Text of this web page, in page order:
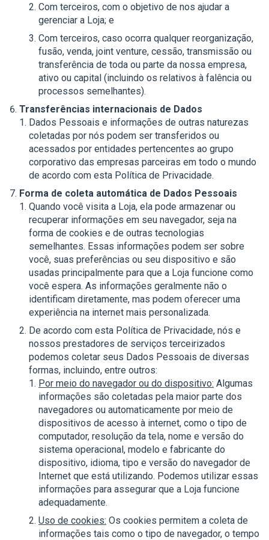
Com terceiros, com o objetivo de nos ajudar a
gerenciar a Loja; e
Com terceiros, caso ocorra qualquer reorganização,
fusão, venda, joint venture, cessão, transmissão ou
transferência de toda ou parte da nossa empresa,
ativo ou capital (incluindo os relativos à falência ou
processos semelhantes).
Transferências internacionais de Dados
Dados Pessoais e informações de outras naturezas
coletadas por nós podem ser transferidos ou
acessados por entidades pertencentes ao grupo
corporativo das empresas parceiras em todo o mundo
de acordo com esta Política de Privacidade.
Forma de coleta automática de Dados Pessoais
Quando você visita a Loja, ela pode armazenar ou
recuperar informações em seu navegador, seja na
forma de cookies e de outras tecnologias
semelhantes. Essas informações podem ser sobre
você, suas preferências ou seu dispositivo e são
usadas principalmente para que a Loja funcione como
você espera. As informações geralmente não o
identificam diretamente, mas podem oferecer uma
experiência na internet mais personalizada.
De acordo com esta Política de Privacidade, nós e
nossos prestadores de serviços terceirizados
podemos coletar seus Dados Pessoais de diversas
formas, incluindo, entre outros:
Por meio do navegador ou do dispositivo: Algumas
informações são coletadas pela maior parte dos
navegadores ou automaticamente por meio de
dispositivos de acesso à internet, como o tipo de
computador, resolução da tela, nome e versão do
sistema operacional, modelo e fabricante do
dispositivo, idioma, tipo e versão do navegador de
Internet que está utilizando. Podemos utilizar essas
informações para assegurar que a Loja funcione
adequadamente.
Uso de cookies: Os cookies permitem a coleta de
informações tais como o tipo de navegador, o tempo